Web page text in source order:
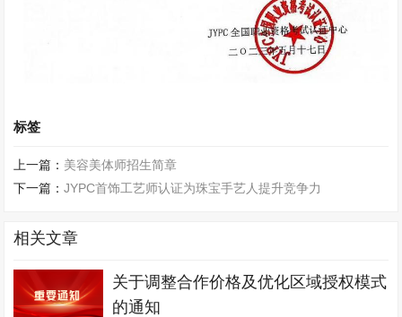
标签
上一篇： 美容美体师招生简章
下一篇：JYPC首饰工艺师认证为珠宝手艺人提升竞争力
相关文章
关于调整合作价格及优化区域授权模式
的通知